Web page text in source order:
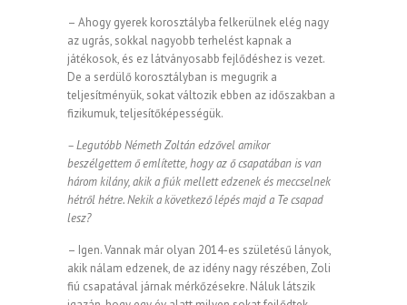
– Ahogy gyerek korosztályba felkerülnek elég nagy
az ugrás, sokkal nagyobb terhelést kapnak a
játékosok, és ez látványosabb fejlődéshez is vezet.
De a serdülő korosztályban is megugrik a
teljesítményük, sokat változik ebben az időszakban a
fizikumuk, teljesítőképességük.
– Legutóbb Németh Zoltán edzővel amikor
beszélgettem ő említette, hogy az ő csapatában is van
három kilány, akik a fiúk mellett edzenek és meccselnek
hétről hétre. Nekik a következő lépés majd a Te csapad
lesz?
– Igen. Vannak már olyan 2014-es születésű lányok,
akik nálam edzenek, de az idény nagy részében, Zoli
fiú csapatával járnak mérkőzésekre. Náluk látszik